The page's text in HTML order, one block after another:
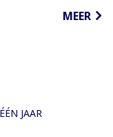
MEER
JAAR